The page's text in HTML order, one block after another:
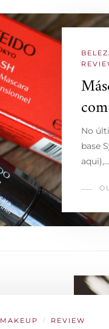
No
base
aqui),…
MAKEUP / REVIEW